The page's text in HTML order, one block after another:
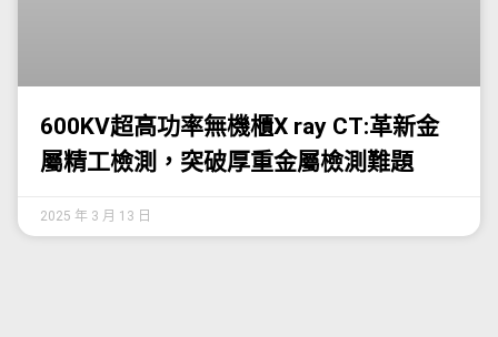
600KV超高功率無機櫃X ray CT:革新金
屬精工檢測，突破厚重金屬檢測難題
2025 年 3 月 13 日